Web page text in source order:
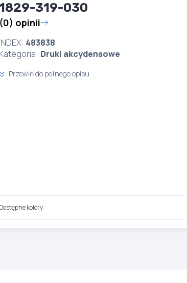
319-030
(0) opinii
INDEX: 483838
Kategoria: Druki akcydensowe
Przewiń do pełnego opisu
Dostępne kolory: